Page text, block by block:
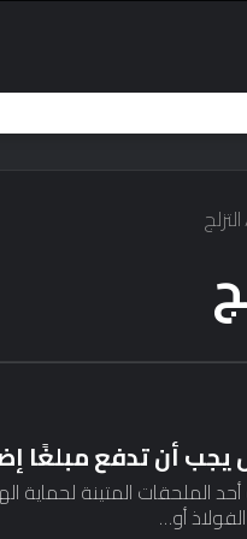
التزلج
يجب أن تدفع مبلغًا
أحد الملحقات المتينة
أو…